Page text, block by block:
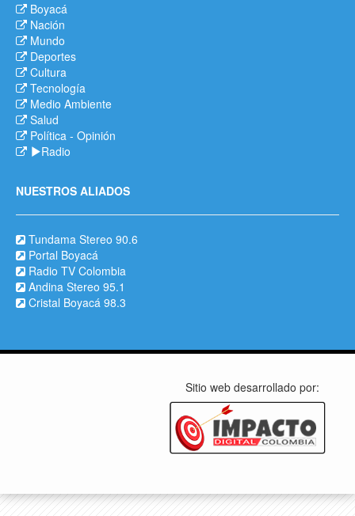
Boyacá
Nación
Mundo
Deportes
Cultura
Tecnología
Medio Ambiente
Salud
Política - Opinión
Radio
NUESTROS ALIADOS
Tundama Stereo 90.6
Portal Boyacá
Radio TV Colombia
Andina Stereo 95.1
Cristal Boyacá 98.3
Sitio web desarrollado por: